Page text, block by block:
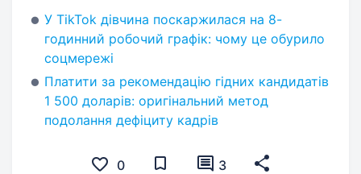
У TikTok дівчина поскаржилася на 8-
годинний робочий графік: чому це обурило
соцмережі
Платити за рекомендацію гідних кандидатів
1 500 доларів: оригінальний метод
подолання дефіциту кадрів
0 3